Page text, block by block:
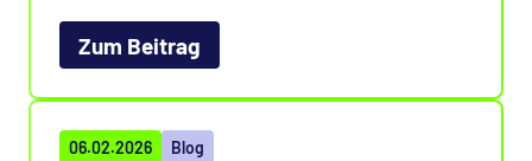
Impulse. Welche Termine anstehen erfahren Sie
im verlinkten Beitrag.
Zum Beitrag
06.02.2026 Blog